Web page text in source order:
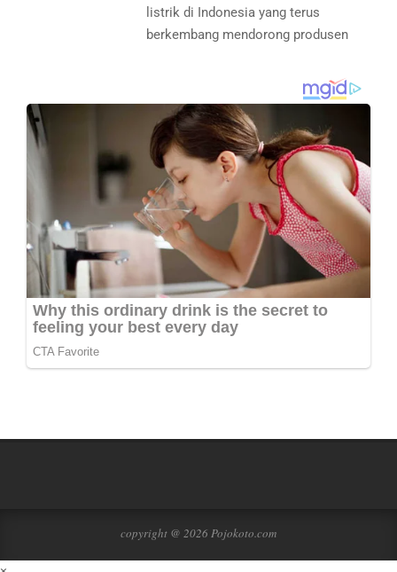
listrik di Indonesia yang terus
berkembang mendorong produsen
copyright @ 2026 Pojokoto.com